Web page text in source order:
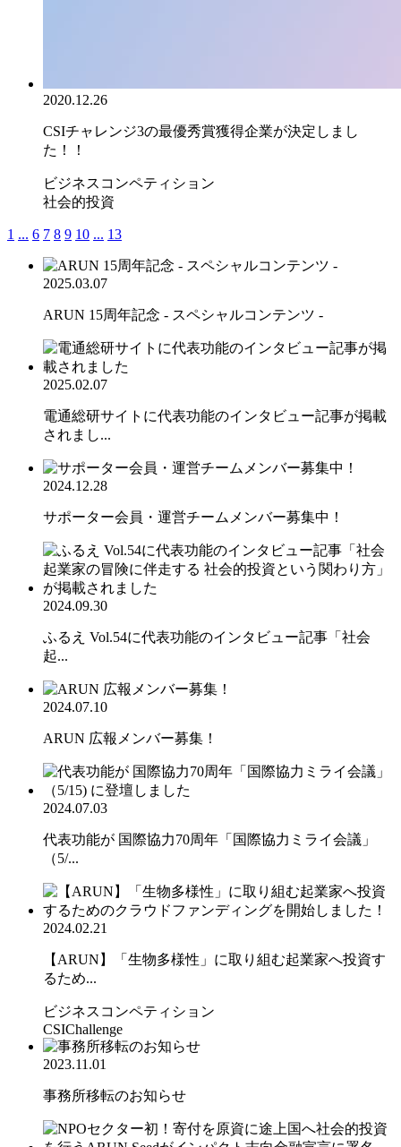
2020.12.26
CSIチャレンジ3の最優秀賞獲得企業が決定しまし
た！！
ビジネスコンペティション
社会的投資
1 ... 6 7 8 9 10 ... 13
2025.03.07
ARUN 15周年記念 - スペシャルコンテンツ -
2025.02.07
電通総研サイトに代表功能のインタビュー記事が掲載
されまし...
2024.12.28
サポーター会員・運営チームメンバー募集中！
2024.09.30
ふるえ Vol.54に代表功能のインタビュー記事「社会
起...
2024.07.10
ARUN 広報メンバー募集！
2024.07.03
代表功能が 国際協力70周年「国際協力ミライ会議」
（5/...
2024.02.21
【ARUN】「生物多様性」に取り組む起業家へ投資す
るため...
ビジネスコンペティション
CSIChallenge
2023.11.01
事務所移転のお知らせ